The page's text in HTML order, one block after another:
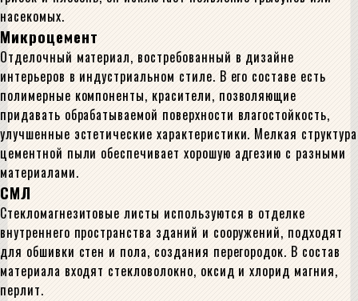
насекомых.
Микроцемент
Отделочный материал, востребованный в дизайне
интерьеров в индустриальном стиле. В его составе есть
полимерные компоненты, красители, позволяющие
придавать обрабатываемой поверхности влагостойкость,
улучшенные эстетические характеристики. Мелкая структура
цементной пыли обеспечивает хорошую адгезию с разными
материалами.
СМЛ
Стекломагнезитовые листы используются в отделке
внутреннего пространства зданий и сооружений, подходят
для обшивки стен и пола, создания перегородок. В состав
материала входят стекловолокно, оксид и хлорид магния,
перлит.